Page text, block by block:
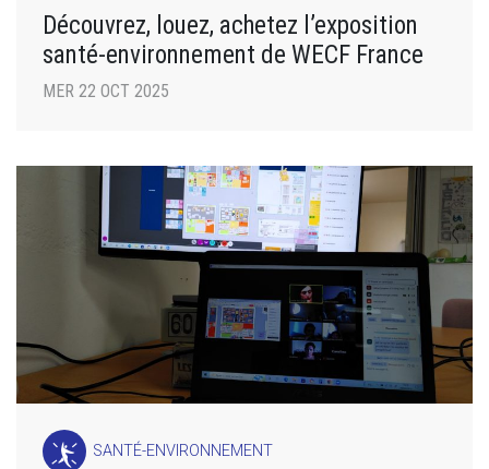
Découvrez, louez, achetez l’exposition
santé-environnement de WECF France
MER 22 OCT 2025
SANTÉ-ENVIRONNEMENT